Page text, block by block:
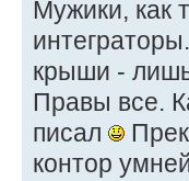
Мужики, как
крыши -
Правы все.
писал
контор